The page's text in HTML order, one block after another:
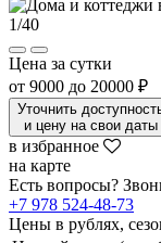
1/40
Цена за сутки
от 9000 до 20000 ₽
Уточнить
и цену на свои даты
в избранное
на карте
Есть вопросы?
+7 978 524-48-73
Цены в рублях,